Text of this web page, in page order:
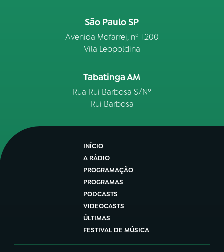
São Paulo SP
Avenida Mofarrej, nº 1.200
Vila Leopoldina
Tabatinga AM
Rua Rui Barbosa S/Nº
Rui Barbosa
INÍCIO
A RÁDIO
PROGRAMAÇÃO
PROGRAMAS
PODCASTS
VIDEOCASTS
ÚLTIMAS
FESTIVAL DE MÚSICA